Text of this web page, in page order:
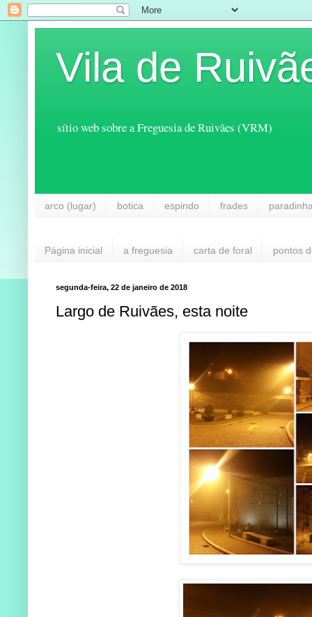
Vila de
sítio web sobre a Freguesia de Ruivães (VRM)
arco (lugar) botica espindo frades
Página inicial a freguesia carta de foral pontos
segunda-feira, 22 de janeiro de 2018
Largo de Ruivães, esta noite